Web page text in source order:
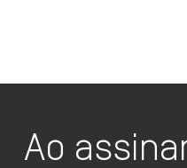
Ao